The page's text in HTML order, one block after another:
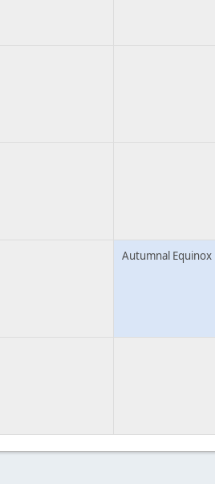
Autumnal Equinox